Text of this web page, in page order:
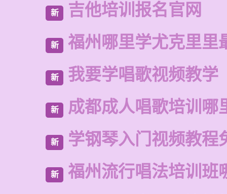
新 吉他培训报名官网
新 福州哪里学尤克里里
新 我要学唱歌视频教学
新 成都成人唱歌培训哪
新 学钢琴入门视频教程
新 福州流行唱法培训班